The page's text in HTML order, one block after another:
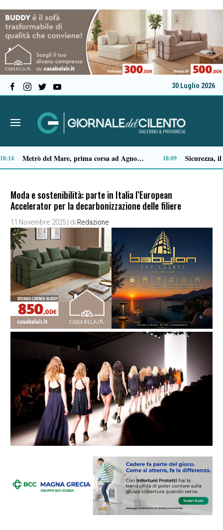
30 Luglio 2026
Capaccio Paestum spazio di legalità: oltre 43 ettari di beni confiscati destinati a progetti sociali 14:14
Moda e sostenibilità: parte in Italia l’European
Accelerator per la decarbonizzazione delle filiere
11 Novembre 2025 | di Redazione